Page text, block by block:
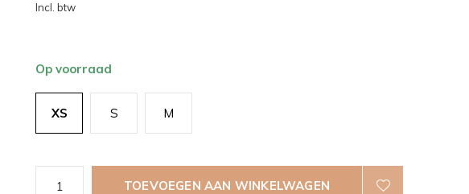
Incl. btw
Op voorraad
XS S M
TOEVOEGEN AAN WINKELWAGEN